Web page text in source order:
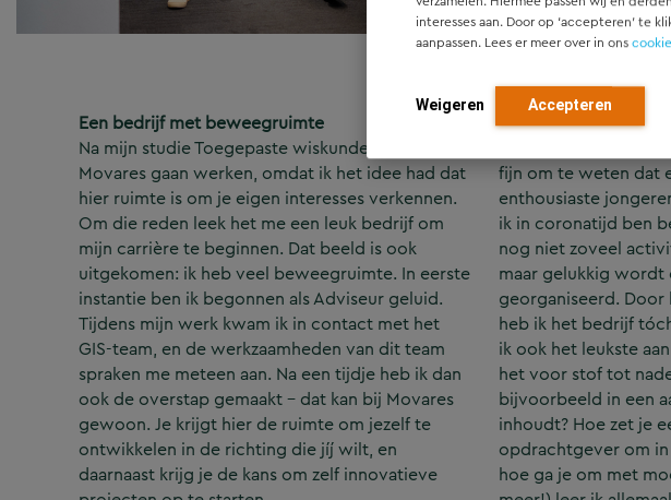
interesses aan. Door op ‘accepteren’ te
aanpassen. Lees er meer over in ons
Weigeren Accepteren
Een bedrijf met beweegruimte
Na mijn studie Toegepaste wiskunde ben ik bij
Movares gaan werken, omdat ik het idee had dat
hier ruimte is om je eigen interesses verkennen.
Om die reden leek het me een leuk bedrijf om
mijn carrière te beginnen. Dat beeld is ook
uitgekomen: ik heb veel beweegruimte. In eerste
instantie ben ik begonnen als Adviseur geluid.
Tijdens mijn werk kwam ik in contact met het
GIS-team, en de werkzaamheden van dit team
spraken me meteen aan. Na een tijdje heb ik dan
ook de overstap gemaakt – dat kan bij Movares
gewoon. Je krijgt hier de ruimte om jezelf te
ontwikkelen in de richting die jíj wilt, en
daarnaast krijg je de kans om zelf innovatieve
Het Jong Talent
fijn om te weten dat
enthousiaste
ik in coronatijd ben
nog niet zoveel
maar gelukkig wordt
georganiseerd. Door
heb ik het bedrijf
ik ook het leukste
het voor stof tot
bijvoorbeeld in een
inhoudt? Hoe zet je
opdrachtgever om
hoe ga je om met